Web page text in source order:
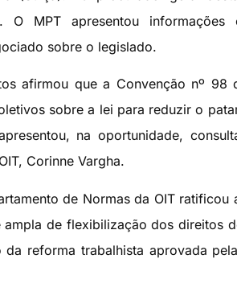
O MPT apresentou informações
sobre o legislado.
afirmou que a Convenção nº 98
sobre a lei para reduzir o
na oportunidade,
Corinne Vargha.
de Normas da OIT
de flexibilização dos direitos
reforma trabalhista aprovada